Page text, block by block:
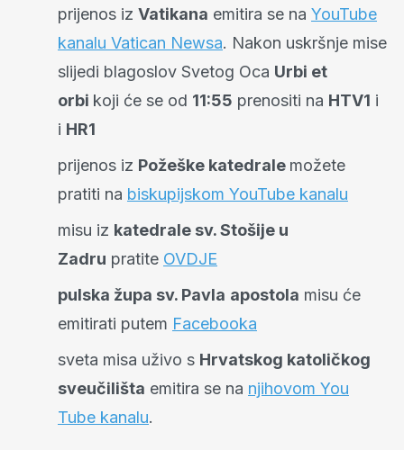
prijenos iz Vatikana emitira se na YouTube
kanalu Vatican Newsa. Nakon uskršnje mise
slijedi blagoslov Svetog Oca Urbi et
orbi koji će se od 11:55 prenositi na HTV1 i
i HR1
prijenos iz Požeške katedrale možete
pratiti na biskupijskom YouTube kanalu
misu iz katedrale sv. Stošije u
Zadru pratite OVDJE
pulska župa sv. Pavla apostola misu će
emitirati putem Facebooka
sveta misa uživo s Hrvatskog katoličkog
sveučilišta emitira se na njihovom You
Tube kanalu.